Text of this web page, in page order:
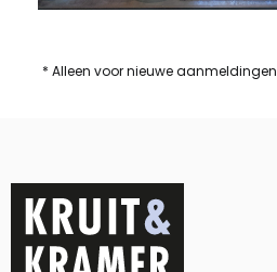
* Alleen voor nieuwe aanmeldingen